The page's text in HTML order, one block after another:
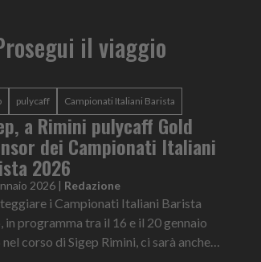
il viaggio
pulycaff Campionati Italiani Barista
a Rimini pulycaff Gold
dei Campionati Italiani
2026
2026 | Redazione
i Campionati Italiani Barista
in programma tra il 16 e il 20 gennaio
corso di Sigep Rimini, ci sarà anche